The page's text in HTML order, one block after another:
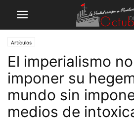
Artículos
El imperialismo
imponer su
mundo sin
medios de